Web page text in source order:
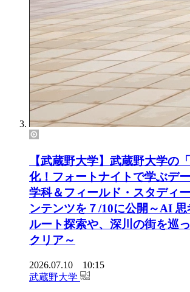
【武蔵野大学】武蔵野大学の
化！フォートナイトで学ぶデ
学科＆フィールド・スタディ
ンテンツを７/10に公開～AI
ルート探索や、深川の街を巡
クリア～
2026.07.10 10:15
武蔵野大学